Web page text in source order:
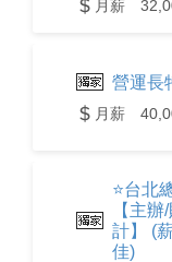
營運長
⭐台北
【主
計】 (
佳)